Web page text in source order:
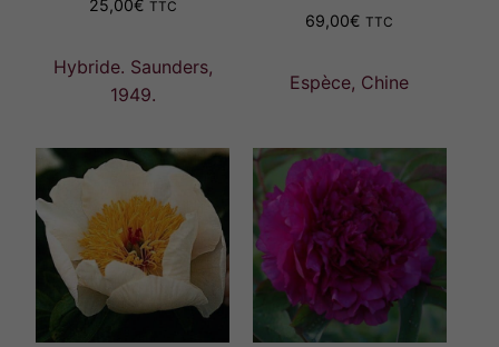
25,00€ TTC
Hybride. Saunders,
1949.
69,00€ TTC
Espèce, Chine